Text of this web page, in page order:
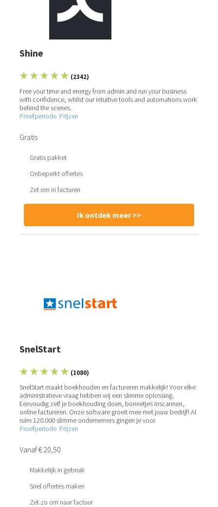
Shine
★ ★ ★ ★ ★ (2342)
Free your time and energy from admin and run your business
with confidence, whilst our intuitive tools and automations work
behind the scenes.
Proefperiode Prijzen
Gratis
Gratis pakket
Onbeperkt offertes
Zet om in facturen
Ik ontdek meer >>
SnelStart
★ ★ ★ ★ ★ (1080)
SnelStart maakt boekhouden en factureren makkelijk! Voor elke
administratieve vraag hebben wij een slimme oplossing.
Eenvoudig zelf je boekhouding doen, bonnetjes inscannen,
online factureren. Onze software groeit mee met jouw bedrijf! Al
ruim 120.000 slimme ondernemers gingen je voor.
Proefperiode Prijzen
Vanaf € 20,50
Makkelijk in gebruik
Snel offertes maken
Zet zo om naar factuur